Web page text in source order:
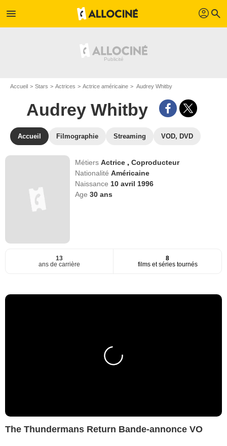
menu profil search
Accueil Stars Actrices Actrice américaine Audrey Whitby
Audrey Whitby
Accueil Filmographie Streaming VOD, DVD
MétiersActrice ,Coproducteur
NationalitéAméricaine
Naissance 10 avril 1996
Age30 ans
13
ans de carrière
8
films et séries tournés
The Thundermans Return Bande-annonce VO